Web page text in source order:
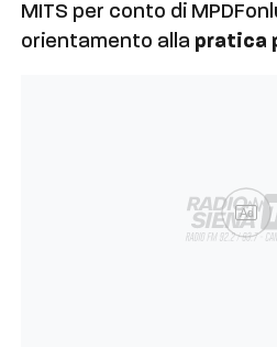
MITS per conto di
orientamento alla pratica
Ad